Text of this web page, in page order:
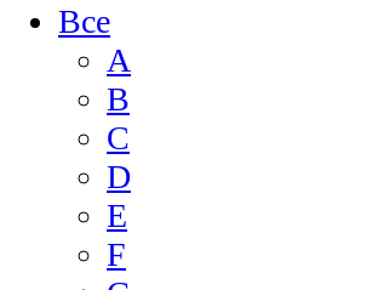
Все
A
B
C
D
E
F